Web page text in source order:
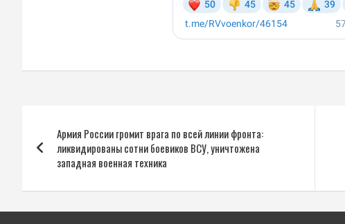
по
записям
Армия России громит врага по всей линии фронта:
ликвидированы сотни боевиков ВСУ, уничтожена
западная военная техника